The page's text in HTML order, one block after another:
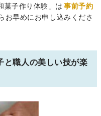
菓子作り体験」は 事前予約
お早めにお申し込みくださ
と職人の美しい技が楽